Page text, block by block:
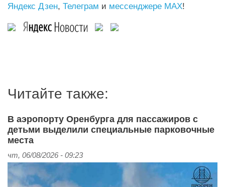
Яндекс Дзен, Телеграм и мессенджере MAX!
Читайте также:
В аэропорту Оренбурга для пассажиров с
детьми выделили специальные парковочные
места
чт, 06/08/2026 - 09:23